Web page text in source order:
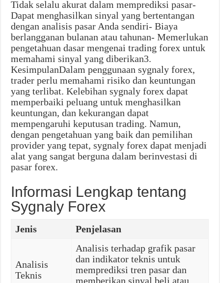
Tidak selalu akurat dalam memprediksi pasar-
Dapat menghasilkan sinyal yang bertentangan
dengan analisis pasar Anda sendiri- Biaya
berlangganan bulanan atau tahunan- Memerlukan
pengetahuan dasar mengenai trading forex untuk
memahami sinyal yang diberikan3.
KesimpulanDalam penggunaan sygnaly forex,
trader perlu memahami risiko dan keuntungan
yang terlibat. Kelebihan sygnaly forex dapat
memperbaiki peluang untuk menghasilkan
keuntungan, dan kekurangan dapat
mempengaruhi keputusan trading. Namun,
dengan pengetahuan yang baik dan pemilihan
provider yang tepat, sygnaly forex dapat menjadi
alat yang sangat berguna dalam berinvestasi di
pasar forex.
Informasi Lengkap tentang
Sygnaly Forex
Jenis Penjelasan
Analisis
Teknis
Analisis terhadap grafik pasar
dan indikator teknis untuk
memprediksi tren pasar dan
memberikan sinyal beli atau